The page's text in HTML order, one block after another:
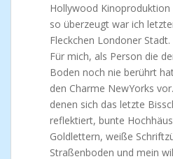
Hollywood Kinoproduktion
so überzeugt war ich
Fleckchen Londoner Stadt.
Für mich, als Person die
Boden noch nie berührt
den Charme NewYorks
denen sich das letzte
reflektiert, bunte
Goldlettern, weiße
Straßenboden und mein